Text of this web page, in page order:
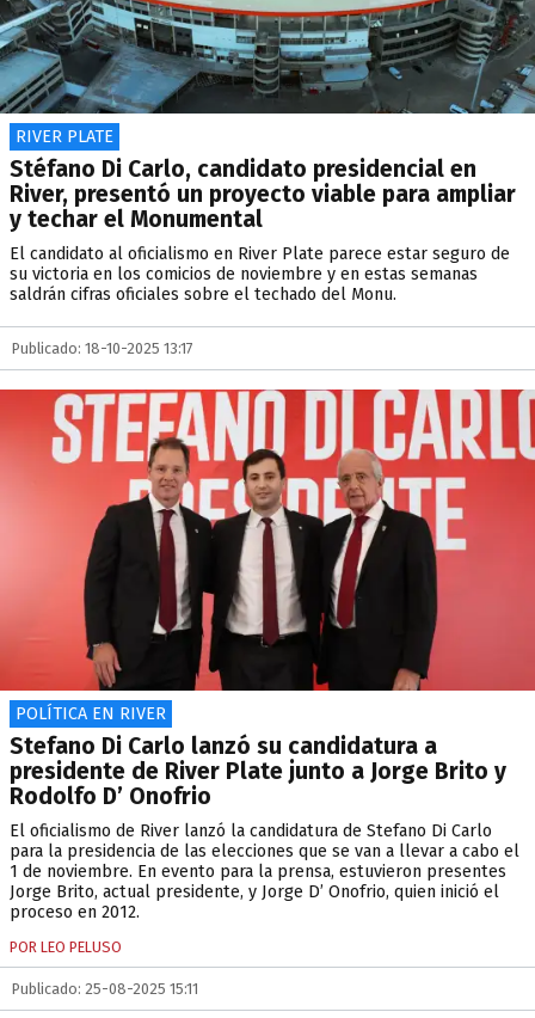
RIVER PLATE
Stéfano Di Carlo, candidato presidencial en
River, presentó un proyecto viable para ampliar
y techar el Monumental
El candidato al oficialismo en River Plate parece estar seguro de
su victoria en los comicios de noviembre y en estas semanas
saldrán cifras oficiales sobre el techado del Monu.
Publicado: 18-10-2025 13:17
POLÍTICA EN RIVER
Stefano Di Carlo lanzó su candidatura a
presidente de River Plate junto a Jorge Brito y
Rodolfo D’ Onofrio
El oficialismo de River lanzó la candidatura de Stefano Di Carlo
para la presidencia de las elecciones que se van a llevar a cabo el
1 de noviembre. En evento para la prensa, estuvieron presentes
Jorge Brito, actual presidente, y Jorge D’ Onofrio, quien inició el
proceso en 2012.
POR LEO PELUSO
Publicado: 25-08-2025 15:11